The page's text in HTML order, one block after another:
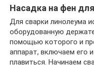
Насадка на фен
Для сварки линолеума
оборудованную
помощью которого и
аппарат, включаем его
плавиться. Начинаем